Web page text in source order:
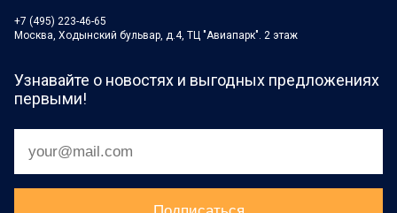
+7 (495) 223-46-65
Москва, Ходынский бульвар, д.4, ТЦ "Авиапарк". 2 этаж
Узнавайте о новостях и выгодных предложениях
первыми!